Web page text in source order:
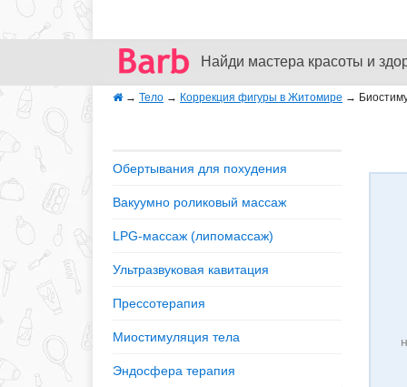
Найди мастера красоты и
→ Тело → Коррекция фигуры в Житомире →
Обертывания для похудения
Вакуумно роликовый массаж
LPG-массаж (липомассаж)
Ультразвуковая кавитация
Прессотерапия
Миостимуляция тела
Эндосфера терапия